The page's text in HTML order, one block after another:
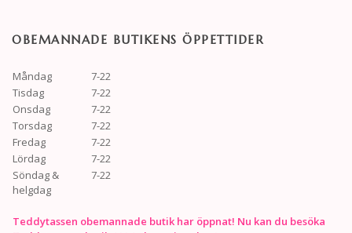
OBEMANNADE BUTIKENS ÖPPETTIDER
Måndag
7-22
Tisdag
7-22
Onsdag
7-22
Torsdag
7-22
Fredag
7-22
Lördag
7-22
Söndag &
helgdag
7-22
Teddytassen obemannade butik har öppnat! Nu kan du besöka